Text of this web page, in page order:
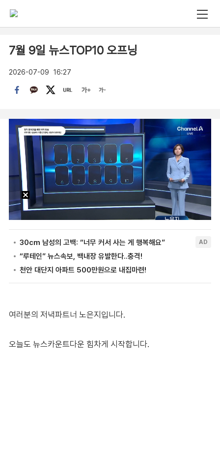
7월 9일 뉴스TOP10 오프닝
2026-07-09 16:27
여러분의 저녁파트너 노은지입니다.
오늘도 뉴스카운트다운 힘차게 시작합니다.